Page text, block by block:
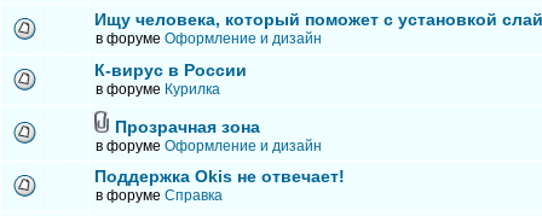
Ищу человека, который поможет с установкой
в форуме Оформление и дизайн
К-вирус в России
в форуме Курилка
Прозрачная зона
в форуме Оформление и дизайн
Поддержка Okis не отвечает!
в форуме Справка